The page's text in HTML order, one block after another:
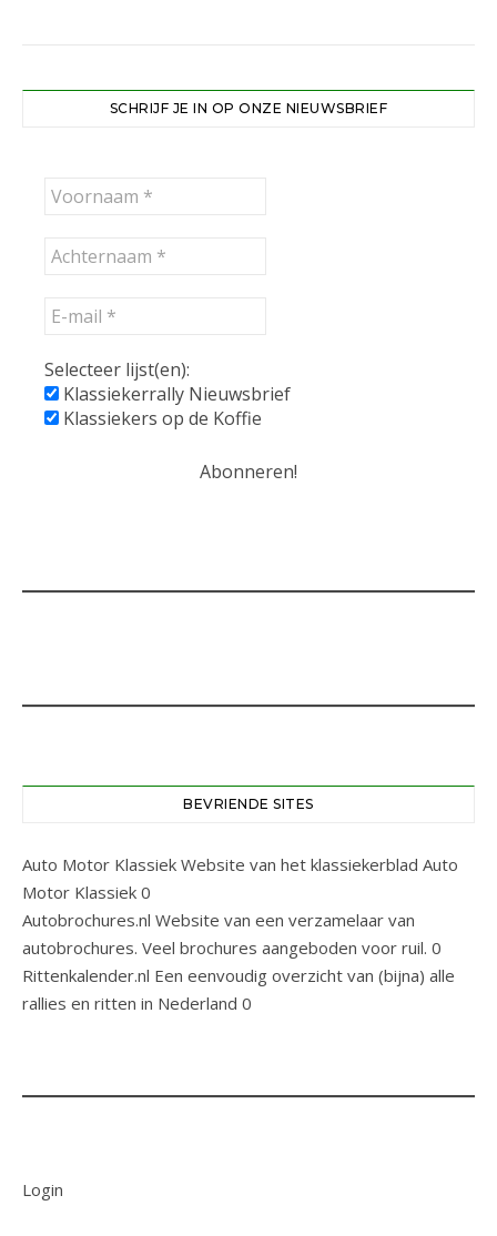
SCHRIJF JE IN OP ONZE NIEUWSBRIEF
Selecteer lijst(en):
Klassiekerrally Nieuwsbrief
Klassiekers op de Koffie
BEVRIENDE SITES
Auto Motor Klassiek Website van het klassiekerblad Auto
Motor Klassiek 0
Autobrochures.nl Website van een verzamelaar van
autobrochures. Veel brochures aangeboden voor ruil. 0
Rittenkalender.nl Een eenvoudig overzicht van (bijna) alle
rallies en ritten in Nederland 0
Login